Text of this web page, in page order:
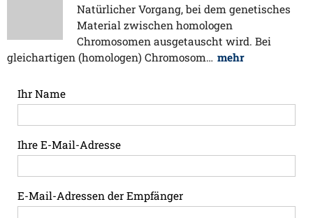
Natürlicher Vorgang, bei dem genetisches
Material zwischen homologen
Chromosomen ausgetauscht wird. Bei
gleichartigen (homologen) Chromosom… mehr
Ihr Name
Ihre E-Mail-Adresse
E-Mail-Adressen der Empfänger